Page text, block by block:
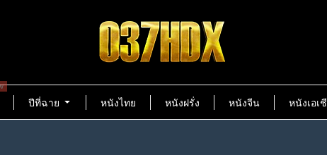
ปีที่ฉาย หนังไทย หนังฝรั่ง หนังจีน หนังเอเ